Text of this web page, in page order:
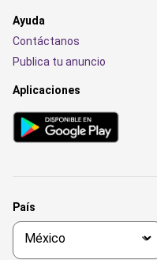
Ayuda
Contáctanos
Publica tu anuncio
Aplicaciones
País